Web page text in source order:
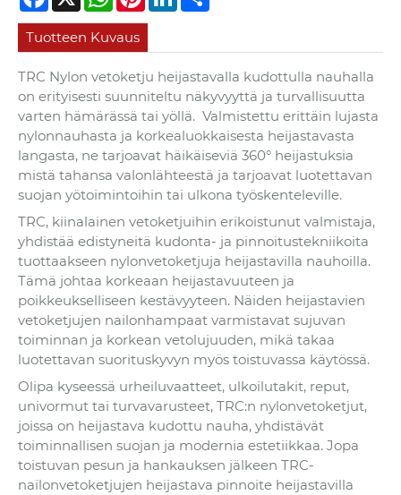
Tuotteen Kuvaus
TRC Nylon vetoketju heijastavalla kudottulla nauhalla
on erityisesti suunniteltu näkyvyyttä ja turvallisuutta
varten hämärässä tai yöllä. Valmistettu erittäin lujasta
nylonnauhasta ja korkealuokkaisesta heijastavasta
langasta, ne tarjoavat häikäiseviä 360° heijastuksia
mistä tahansa valonlähteestä ja tarjoavat luotettavan
suojan yötoimintoihin tai ulkona työskenteleville.
TRC, kiinalainen vetoketjuihin erikoistunut valmistaja,
yhdistää edistyneitä kudonta- ja pinnoitustekniikoita
tuottaakseen nylonvetoketjuja heijastavilla nauhoilla.
Tämä johtaa korkeaan heijastavuuteen ja
poikkeukselliseen kestävyyteen. Näiden heijastavien
vetoketjujen nailonhampaat varmistavat sujuvan
toiminnan ja korkean vetolujuuden, mikä takaa
luotettavan suorituskyvyn myös toistuvassa käytössä.
Olipa kyseessä urheiluvaatteet, ulkoilutakit, reput,
univormut tai turvavarusteet, TRC:n nylonvetoketjut,
joissa on heijastava kudottu nauha, yhdistävät
toiminnallisen suojan ja modernia estetiikkaa. Jopa
toistuvan pesun ja hankauksen jälkeen TRC-
nailonvetoketjujen heijastava pinnoite heijastavilla